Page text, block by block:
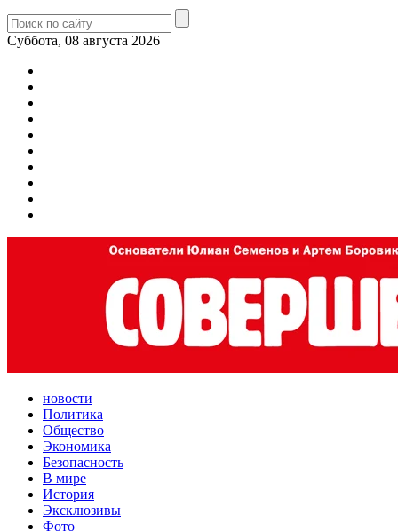
Суббота, 08 августа 2026
новости
Политика
Общество
Экономика
Безопасность
В мире
История
Эксклюзивы
Фото